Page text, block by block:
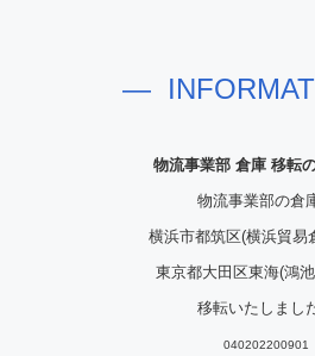
―
物流事業部 倉庫 移転
物流事業部の倉
横浜市都筑区(横浜貿易
東京都大田区東海(鴻
移転いたしまし
040202200901